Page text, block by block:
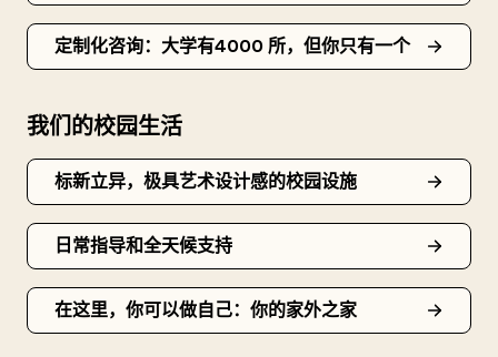
定制化咨询：大学有4000 所，但你只有一个
我们的校园生活
标新立异，极具艺术设计感的校园设施
日常指导和全天候支持
在这里，你可以做自己：你的家外之家